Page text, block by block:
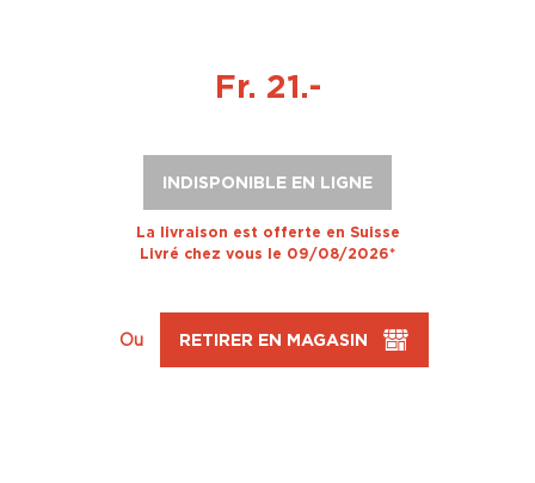
Fr. 21.-
INDISPONIBLE EN LIGNE
La livraison est offerte en Suisse
Livré chez vous le 09/08/2026*
Ou RETIRER EN MAGASIN